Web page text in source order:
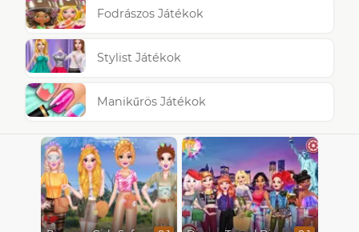
Fodrászos Játékok
Stylist Játékok
Manikűrös Játékok